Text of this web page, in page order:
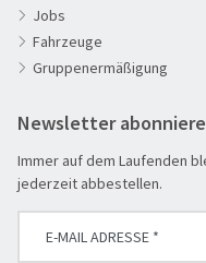
Aktivreisen
Clubreisen
Deutschland erleben
Entspannen &
Erlebnisreise
Jobs
Fahrzeuge
Gruppenermäßigung
Newsletter
Immer auf dem Laufenden
jederzeit abbestellen.